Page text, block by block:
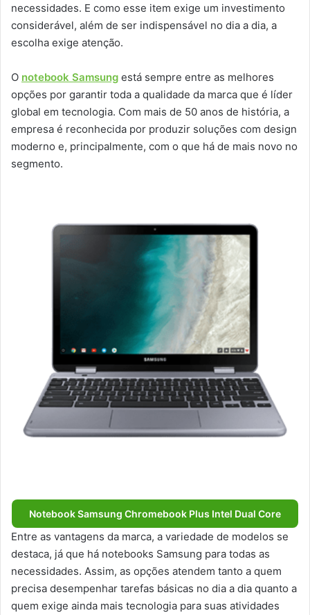
necessidades. E como esse item exige um investimento
considerável, além de ser indispensável no dia a dia, a
escolha exige atenção.
O notebook Samsung está sempre entre as melhores
opções por garantir toda a qualidade da marca que é líder
global em tecnologia. Com mais de 50 anos de história, a
empresa é reconhecida por produzir soluções com design
moderno e, principalmente, com o que há de mais novo no
segmento.
Notebook Samsung Chromebook Plus Intel Dual Core
Entre as vantagens da marca, a variedade de modelos se
destaca, já que há notebooks Samsung para todas as
necessidades. Assim, as opções atendem tanto a quem
precisa desempenhar tarefas básicas no dia a dia quanto a
quem exige ainda mais tecnologia para suas atividades